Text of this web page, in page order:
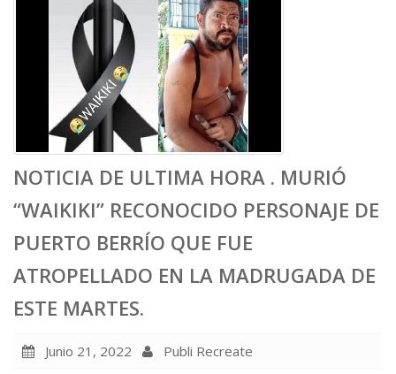
NOTICIA DE ULTIMA HORA . MURIÓ
“WAIKIKI” RECONOCIDO PERSONAJE DE
PUERTO BERRÍO QUE FUE
ATROPELLADO EN LA MADRUGADA DE
ESTE MARTES.
Junio 21, 2022 Publi Recreate